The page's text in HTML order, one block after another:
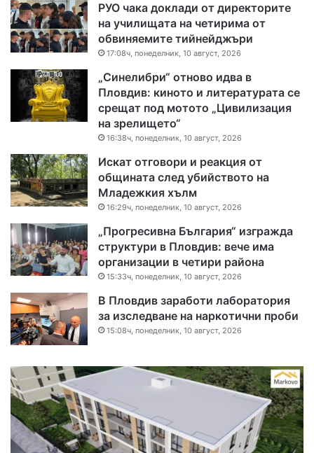
РУО чака доклади от директорите
на училищата на четирима от
обвиняемите тийнейджъри
17:08ч, понеделник, 10 август, 2026
„Синелибри“ отново идва в
Пловдив: киното и литературата се
срещат под мотото „Цивилизация
на зрелището“
16:38ч, понеделник, 10 август, 2026
Искат отговори и реакция от
общината след убийството на
Младежкия хълм
16:29ч, понеделник, 10 август, 2026
„Прогресивна България“ изгражда
структури в Пловдив: вече има
организации в четири района
15:33ч, понеделник, 10 август, 2026
В Пловдив заработи лаборатория
за изследване на наркотични проби
15:08ч, понеделник, 10 август, 2026